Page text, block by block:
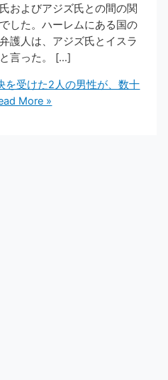
およびアジズ氏との間の関
した。ハーレムにある国の
護人は、アジズ氏とイスラ
言った。 […]
を受けた2人の男性が、数十
More »